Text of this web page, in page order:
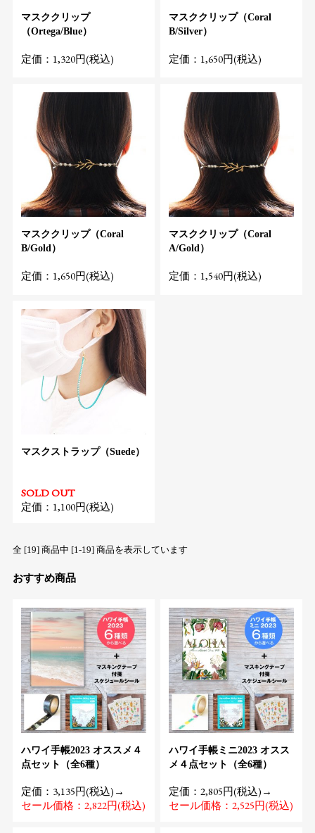
マスククリップ
（Ortega/Blue）
定価：1,320円(税込)
マスククリップ（Coral
B/Silver）
定価：1,650円(税込)
マスククリップ（Coral
B/Gold）
定価：1,650円(税込)
マスククリップ（Coral
A/Gold）
定価：1,540円(税込)
マスクストラップ（Suede）
SOLD OUT
定価：1,100円(税込)
全 [19] 商品中 [1-19] 商品を表示しています
おすすめ商品
ハワイ手帳2023 オススメ４
点セット（全6種）
定価：3,135円(税込)→
セール価格：2,822円(税込)
ハワイ手帳ミニ2023 オスス
メ４点セット（全6種）
定価：2,805円(税込)→
セール価格：2,525円(税込)